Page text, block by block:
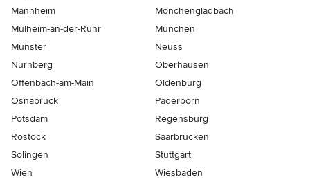
Mannheim
Mönchen­gladbach
Mülheim-an-der-Ruhr
München
Münster
Neuss
Nürnberg
Oberhausen
Offenbach-am-Main
Oldenburg
Osnabrück
Paderborn
Potsdam
Regensburg
Rostock
Saarbrücken
Solingen
Stuttgart
Wien
Wiesbaden